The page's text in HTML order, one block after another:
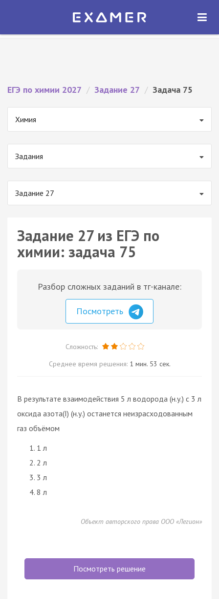
Экзамер — ЕГЭ 2027
ОТКРЫТЬ
ЕГЭ по химии 2027 / Задание 27 / Задача 75
Химия
Задания
Задание 27
Задание 27 из ЕГЭ по
химии: задача 75
Разбор сложных заданий в тг-канале:
Посмотреть
Сложность:
Среднее время решения: 1 мин. 53 сек.
В результате взаимодействия 5 л водорода (н.у.) с 3 л
оксида азота(I) (н.у.) останется неизрасходованным
газ объёмом
1 л
2 л
3 л
8 л
Объект авторского права ООО «Легион»
Посмотреть решение